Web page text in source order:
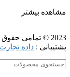
مشاهده بیشتر
2023 © تمامی
پشتیبانی : داده تجارت